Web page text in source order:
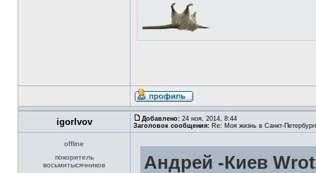
igorlvov Добавлено: 24 ноя, 2014, 8:44
Заголовок сообщения: Re: Моя жизнь в Санкт-
offline
покоритель
восьмитысячников
Андрей -Киев